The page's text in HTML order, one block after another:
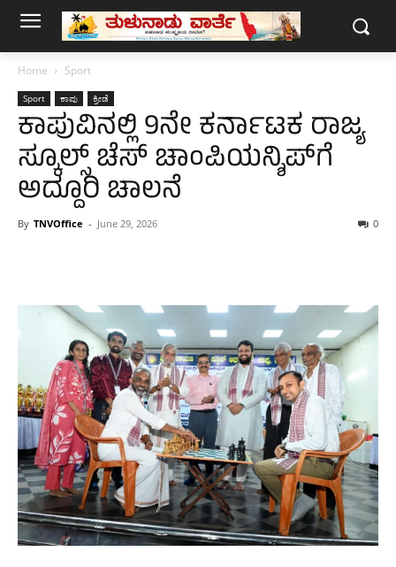
Home Sport
Sport ಕಾಪು ಕ್ರೀಡೆ
ಕಾಪುವಿನಲ್ಲಿ 9ನೇ ಕರ್ನಾಟಕ ರಾಜ್ಯ
ಸ್ಕೂಲ್ಸ್ ಚೆಸ್ ಚಾಂಪಿಯನ್ಶಿಪ್‌ಗೆ
ಅದ್ದೂರಿ ಚಾಲನೆ
By TNVOffice - June 29, 2026 0